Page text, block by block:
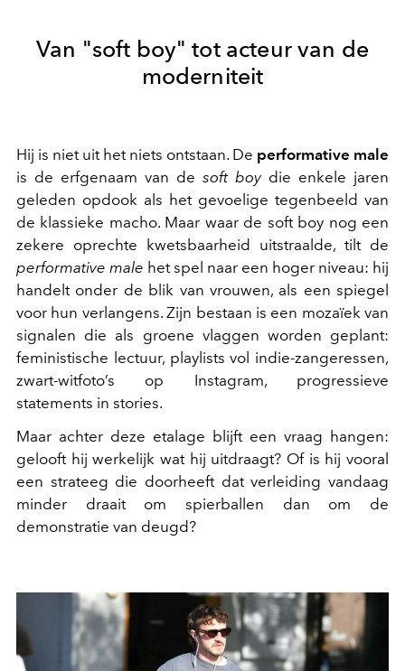
Van "soft boy" tot acteur van de
moderniteit
Hij is niet uit het niets ontstaan. De performative male
is de erfgenaam van de soft boydie enkele jaren
geleden opdook als het gevoelige tegenbeeld van
de klassieke macho. Maar waar de soft boy nog een
zekere oprechte kwetsbaarheid uitstraalde, tilt de
performative male het spel naar een hoger niveau: hij
handelt onder de blik van vrouwen, als een spiegel
voor hun verlangens. Zijn bestaan is een mozaïek van
signalen die als groene vlaggen worden geplant:
feministische lectuur, playlists vol indie-zangeressen,
zwart-witfoto’s op Instagram, progressieve
statements in stories.
Maar achter deze etalage blijft een vraag hangen:
gelooft hij werkelijk wat hij uitdraagt? Of is hij vooral
een strateeg die doorheeft dat verleiding vandaag
minder draait om spierballen dan om de
demonstratie van deugd?